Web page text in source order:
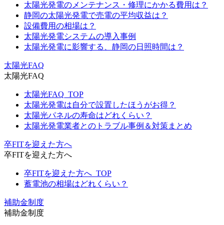
太陽光発電のメンテナンス・修理にかかる費用は？
静岡の太陽光発電で売電の平均収益は？
設備費用の相場は？
太陽光発電システムの導入事例
太陽光発電に影響する、静岡の日照時間は？
太陽光FAQ
太陽光FAQ
太陽光FAQ_TOP
太陽光発電は自分で設置したほうがお得？
太陽光パネルの寿命はどれくらい？
太陽光発電業者とのトラブル事例＆対策まとめ
卒FITを迎えた方へ
卒FITを迎えた方へ
卒FITを迎えた方へ_TOP
蓄電池の相場はどれくらい？
補助金制度
補助金制度